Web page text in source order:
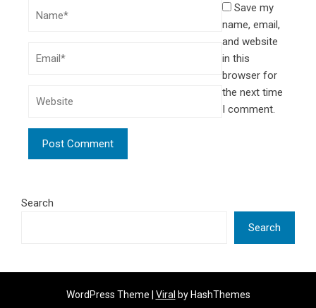
Save my
name, email,
and website
in this
browser for
the next time
I comment.
Search
Search
WordPress Theme | Viral by HashThemes